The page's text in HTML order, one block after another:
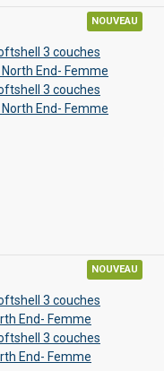
NOUVEAU
NOUVEAU